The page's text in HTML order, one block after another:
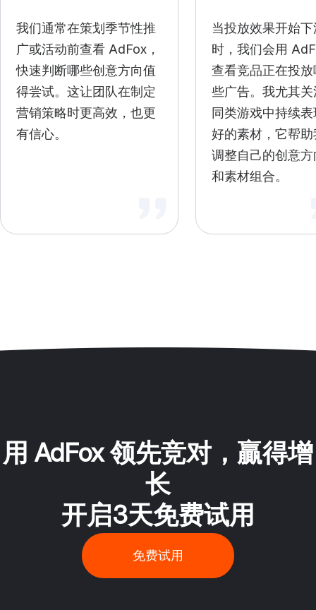
我们通常在策划季节性推
广或活动前查看 AdFox，
快速判断哪些创意方向值
得尝试。这让团队在制定
营销策略时更高效，也更
有信心。
当投放效果开始下
时，我们会用
查看竞品正在投放
些广告。我尤其关
同类游戏中持续表
好的素材，它帮助
调整自己的创意方
和素材组合。
用 AdFox 领先竞对，贏得增
长
开启3天免费试用
免费试用